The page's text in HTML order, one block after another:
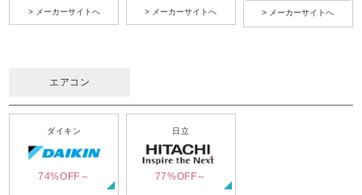
> メーカーサイトへ > メーカーサイトへ > メーカーサイトへ
エアコン
ダイキン
74%OFF～
日立
77%OFF～